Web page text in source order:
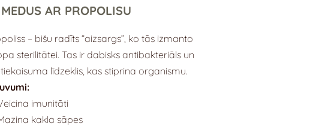
AR PROPOLISU
– bišu radīts “aizsargs”, ko tās izmanto
sterilitātei. Tas ir dabisks antibakteriāls un
līdzeklis, kas stiprina organismu.
imunitāti
kakla sāpes